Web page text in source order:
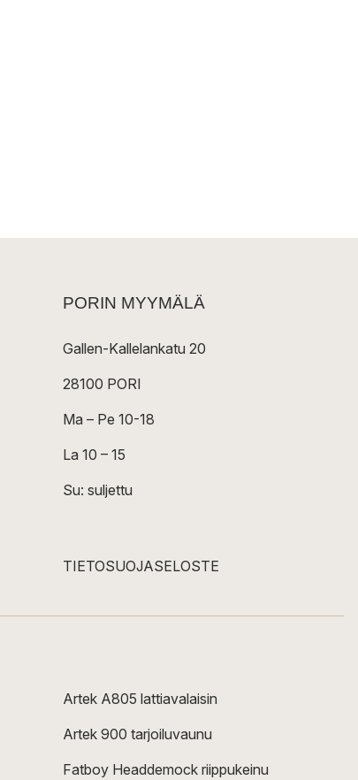
PORIN MYYMÄLÄ
Gallen-Kallelankatu 20
28100 PORI
Ma – Pe 10-18
La 10 – 15
Su: suljettu
TIETOSUOJASELOSTE
Artek A805 lattiavalaisin
Artek 900 tarjoiluvaunu
Fatboy Headdemock riippukeinu